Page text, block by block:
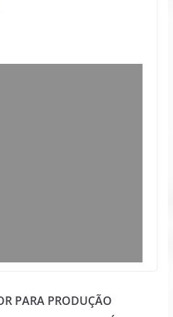
PARA PRODUÇÃO